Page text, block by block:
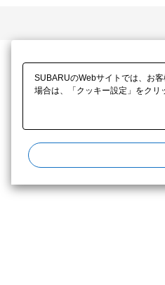
SUBARUのWebサイトでは、お
場合は、「クッキー設定」をクリ